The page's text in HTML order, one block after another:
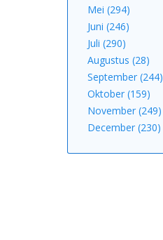
Mei (294)
Juni (246)
Juli (290)
Augustus (28)
September (244)
Oktober (159)
November (249)
December (230)